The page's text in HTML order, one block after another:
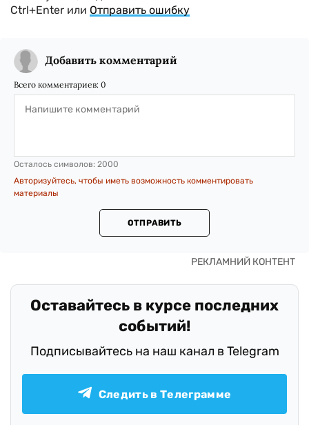
Ctrl+Enter или Отправить ошибку
Добавить комментарий
Всего комментариев: 0
Осталось символов: 2000
Авторизуйтесь, чтобы иметь возможность комментировать
материалы
ОТПРАВИТЬ
Оставайтесь в курсе последних
событий!
Подписывайтесь на наш канал в Telegram
Следить в Телеграмме